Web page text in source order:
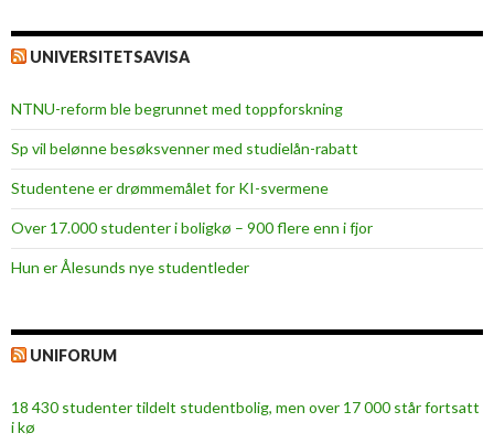
UNIVERSITETSAVISA
NTNU-reform ble begrunnet med toppforskning
Sp vil belønne besøksvenner med studielån-rabatt
Studentene er drømmemålet for KI-svermene
Over 17.000 studenter i boligkø – 900 flere enn i fjor
Hun er Ålesunds nye studentleder
UNIFORUM
18 430 studenter tildelt studentbolig, men over 17 000 står fortsatt
i kø